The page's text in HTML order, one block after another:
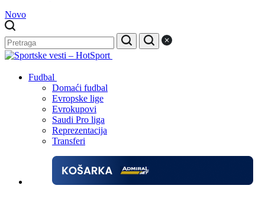
Novo
Fudbal
Domaći fudbal
Evropske lige
Evrokupovi
Saudi Pro liga
Reprezentacija
Transferi